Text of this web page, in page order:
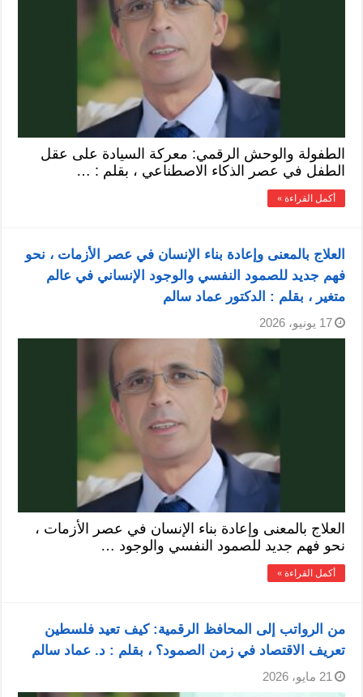
الطفولة والوحش الرقمي: معركة السيادة على عقل
الطفل في عصر الذكاء الاصطناعي ، بقلم : …
أكمل القراءة »
العلاج بالمعنى وإعادة بناء الإنسان في عصر الأزمات ، نحو
فهم جديد للصمود النفسي والوجود الإنساني في عالم
متغير ، بقلم : الدكتور عماد سالم
17 يونيو، 2026
العلاج بالمعنى وإعادة بناء الإنسان في عصر الأزمات ،
نحو فهم جديد للصمود النفسي والوجود …
أكمل القراءة »
من الرواتب إلى المحافظ الرقمية: كيف تعيد فلسطين
تعريف الاقتصاد في زمن الصمود؟ ، بقلم : د. عماد سالم
21 مايو، 2026